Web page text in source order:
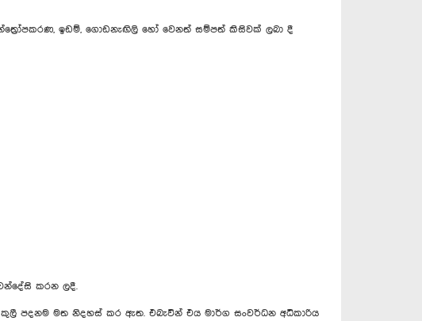
ඉඩම්, ගොඩනැඟිලි හෝ වෙනත් සම්පත් කිසිවක් ලබා දී
කරන ලදී.
පදනම මත නිදහස් කර ඇත. එබැවින් එය මාර්ග සංවර්ධන අධිකාරිය